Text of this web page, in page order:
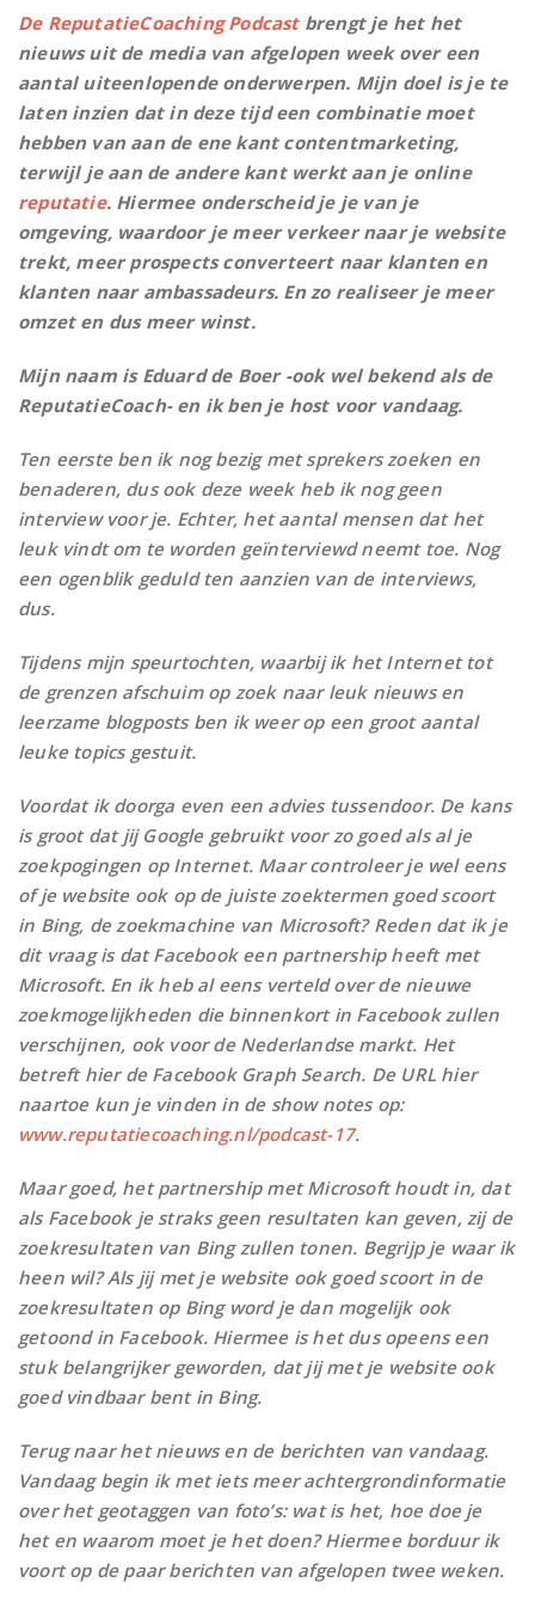
De ReputatieCoaching Podcastbrengt je het het
nieuws uit de media van afgelopen week over een
aantal uiteenlopende onderwerpen. Mijn doel is je te
laten inzien dat in deze tijd een combinatie moet
hebben van aan de ene kant contentmarketing,
terwijl je aan de andere kant werkt aan je online
reputatie. Hiermee onderscheid je je van je
omgeving, waardoor je meer verkeer naar je website
trekt, meer prospects converteert naar klanten en
klanten naar ambassadeurs. En zo realiseer je meer
omzet en dus meer winst.
Mijn naam is Eduard de Boer -ook wel bekend als de
ReputatieCoach- en ik ben je host voor vandaag.
Ten eerste ben ik nog bezig met sprekers zoeken en
benaderen, dus ook deze week heb ik nog geen
interview voor je. Echter, het aantal mensen dat het
leuk vindt om te worden geïnterviewd neemt toe. Nog
een ogenblik geduld ten aanzien van de interviews,
dus.
Tijdens mijn speurtochten, waarbij ik het Internet tot
de grenzen afschuim op zoek naar leuk nieuws en
leerzame blogposts ben ik weer op een groot aantal
leuke topics gestuit.
Voordat ik doorga even een advies tussendoor. De kans
is groot dat jij Google gebruikt voor zo goed als al je
zoekpogingen op Internet. Maar controleer je wel eens
of je website ook op de juiste zoektermen goed scoort
in Bing, de zoekmachine van Microsoft? Reden dat ik je
dit vraag is dat Facebook een partnership heeft met
Microsoft. En ik heb al eens verteld over de nieuwe
zoekmogelijkheden die binnenkort in Facebook zullen
verschijnen, ook voor de Nederlandse markt. Het
betreft hier de Facebook Graph Search. De URL hier
naartoe kun je vinden in de show notes op:
www.reputatiecoaching.nl/podcast-17.
Maar goed, het partnership met Microsoft houdt in, dat
als Facebook je straks geen resultaten kan geven, zij de
zoekresultaten van Bing zullen tonen. Begrijp je waar ik
heen wil? Als jij met je website ook goed scoort in de
zoekresultaten op Bing word je dan mogelijk ook
getoond in Facebook. Hiermee is het dus opeens een
stuk belangrijker geworden, dat jij met je website ook
goed vindbaar bent in Bing.
Terug naar het nieuws en de berichten van vandaag.
Vandaag begin ik met iets meer achtergrondinformatie
over het geotaggen van foto’s: wat is het, hoe doe je
het en waarom moet je het doen? Hiermee borduur ik
voort op de paar berichten van afgelopen twee weken.